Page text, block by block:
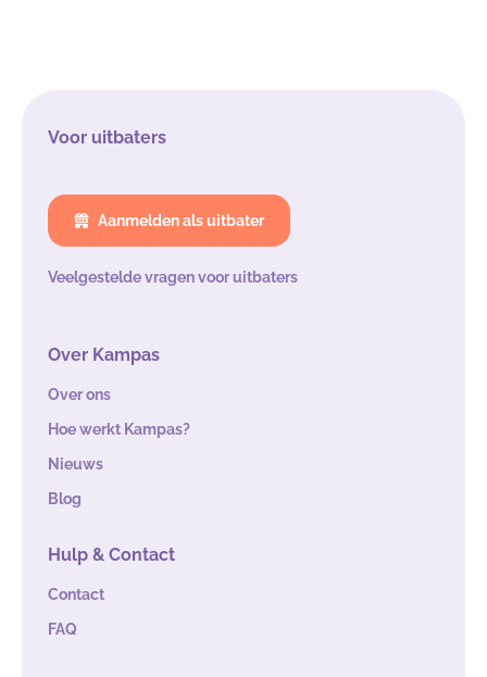
Voor uitbaters
Aanmelden als uitbater
Veelgestelde vragen voor uitbaters
Over Kampas
Over ons
Hoe werkt Kampas?
Nieuws
Blog
Hulp & Contact
Contact
FAQ